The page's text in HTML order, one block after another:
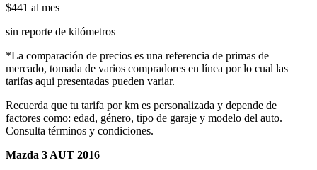
$441 al mes
sin reporte de kilómetros
*La comparación de precios es una referencia de primas de
mercado, tomada de varios compradores en línea por lo cual las
tarifas aqui presentadas pueden variar.
Recuerda que tu tarifa por km es personalizada y depende de
factores como: edad, género, tipo de garaje y modelo del auto.
Consulta términos y condiciones.
Mazda 3 AUT 2016